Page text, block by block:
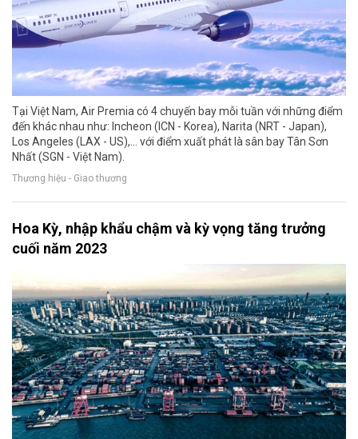
Tại Việt Nam, Air Premia có 4 chuyến bay mỗi tuần với những điểm
đến khác nhau như: Incheon (ICN - Korea), Narita (NRT - Japan),
Los Angeles (LAX - US),… với điểm xuất phát là sân bay Tân Sơn
Nhất (SGN - Việt Nam).
Thương hiệu - Giao thương
Hoa Kỳ, nhập khẩu chậm và kỳ vọng tăng trưởng
cuối năm 2023